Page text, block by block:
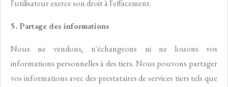
l'utilisateur exerce son droit à l'effacement.
5. Partage des informations
Nous ne vendons, n'échangeons ni ne louons vos
informations personnelles à des tiers. Nous pouvons partager
vos informations avec des prestataires de services tiers tels que